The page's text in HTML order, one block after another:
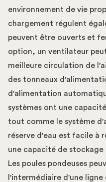
environnement de vie
chargement régulent
peuvent être ouverts et
option, un ventilateur
meilleure circulation de
des tonneaux
d'alimentation
systèmes ont une
tout comme le système
réserve d'eau est facile à
une capacité de stockage
Les poules pondeuses
l'intermédiaire d'une